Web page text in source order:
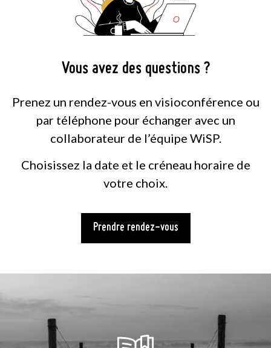
Vous avez des questions ?
Prenez un rendez-vous en visioconférence ou
par téléphone pour échanger avec un
collaborateur de l’équipe WiSP.
Choisissez la date et le créneau horaire de
votre choix.
Prendre rendez-vous